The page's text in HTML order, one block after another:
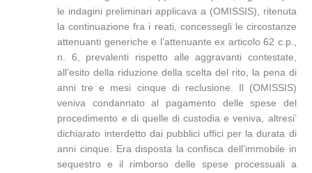
le indagini preliminari applicava a (OMISSIS), ritenuta
la continuazione fra i reati, concessegli le circostanze
attenuanti generiche e l’attenuante ex articolo 62 c.p.,
n. 6, prevalenti rispetto alle aggravanti contestate,
all’esito della riduzione della scelta del rito, la pena di
anni tre e mesi cinque di reclusione. Il (OMISSIS)
veniva condannato al pagamento delle spese del
procedimento e di quelle di custodia e veniva, altresi’
dichiarato interdetto dai pubblici uffici per la durata di
anni cinque. Era disposta la confisca dell’immobile in
sequestro e il rimborso delle spese processuali a